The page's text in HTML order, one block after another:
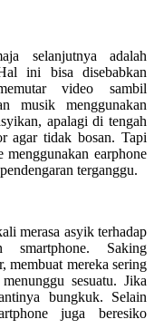
selanjutnya adalah
ini bisa disebabkan
video sambil
musik menggunakan
apalagi di tengah
agar tidak bosan. Tapi
earphone
terganggu.
merasa asyik terhadap
smartphone. Saking
membuat mereka sering
sesuatu. Jika
bungkuk. Selain
juga beresiko